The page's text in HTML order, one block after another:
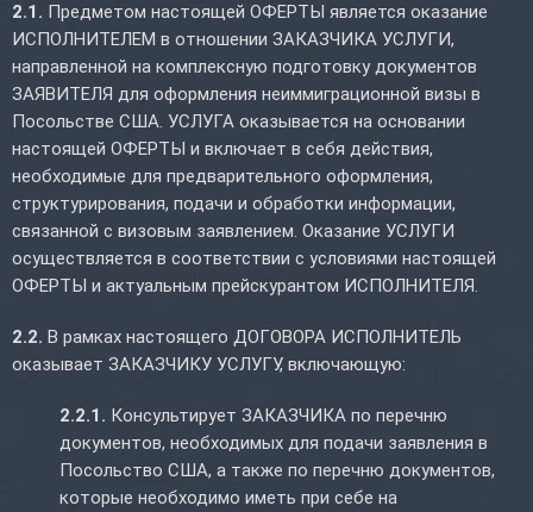
2.1. Предметом настоящей ОФЕРТЫ является оказание
ИСПОЛНИТЕЛЕМ в отношении ЗАКАЗЧИКА УСЛУГИ,
направленной на комплексную подготовку документов
ЗАЯВИТЕЛЯ для оформления неиммиграционной визы в
Посольстве США. УСЛУГА оказывается на основании
настоящей ОФЕРТЫ и включает в себя действия,
необходимые для предварительного оформления,
структурирования, подачи и обработки информации,
связанной с визовым заявлением. Оказание УСЛУГИ
осуществляется в соответствии с условиями настоящей
ОФЕРТЫ и актуальным прейскурантом ИСПОЛНИТЕЛЯ.
2.2. В рамках настоящего ДОГОВОРА ИСПОЛНИТЕЛЬ
оказывает ЗАКАЗЧИКУ УСЛУГУ, включающую:
2.2.1. Консультирует ЗАКАЗЧИКА по перечню
документов, необходимых для подачи заявления в
Посольство США, а также по перечню документов,
которые необходимо иметь при себе на